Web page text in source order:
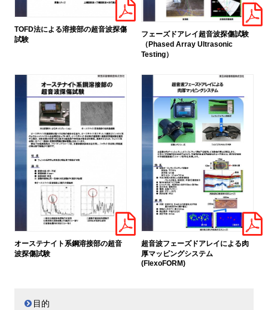
TOFD法による溶接部の超音波探傷
試験
フェーズドアレイ超音波探傷試験
（Phased Array Ultrasonic
Testing）
オーステナイト系鋼溶接部の超音
波探傷試験
超音波フェーズドアレイによる肉
厚マッピングシステム
(FlexoFORM)
目的